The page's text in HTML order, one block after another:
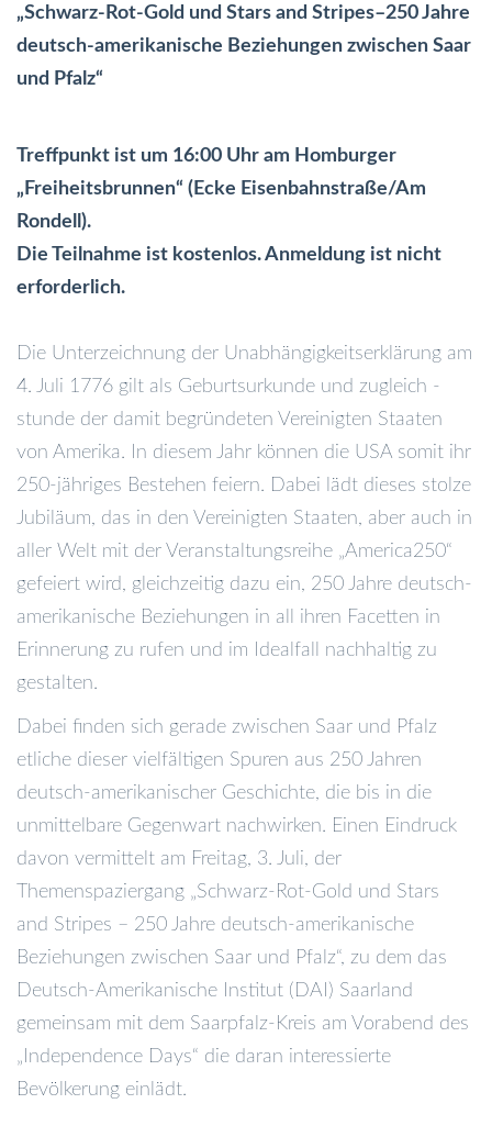
„Schwarz-Rot-Gold und Stars and Stripes–250 Jahre
deutsch-amerikanische Beziehungen zwischen Saar
und Pfalz“
Treffpunkt ist um 16:00 Uhr am Homburger
„Freiheitsbrunnen“ (Ecke Eisenbahnstraße/Am
Rondell).
Die Teilnahme ist kostenlos. Anmeldung ist nicht
erforderlich.
Die Unterzeichnung der Unabhängigkeitserklärung am
4. Juli 1776 gilt als Geburtsurkunde und zugleich -
stunde der damit begründeten Vereinigten Staaten
von Amerika. In diesem Jahr können die USA somit ihr
250-jähriges Bestehen feiern. Dabei lädt dieses stolze
Jubiläum, das in den Vereinigten Staaten, aber auch in
aller Welt mit der Veranstaltungsreihe „America250“
gefeiert wird, gleichzeitig dazu ein, 250 Jahre deutsch-
amerikanische Beziehungen in all ihren Facetten in
Erinnerung zu rufen und im Idealfall nachhaltig zu
gestalten.
Dabei finden sich gerade zwischen Saar und Pfalz
etliche dieser vielfältigen Spuren aus 250 Jahren
deutsch-amerikanischer Geschichte, die bis in die
unmittelbare Gegenwart nachwirken. Einen Eindruck
davon vermittelt am Freitag, 3. Juli, der
Themenspaziergang „Schwarz-Rot-Gold und Stars
and Stripes – 250 Jahre deutsch-amerikanische
Beziehungen zwischen Saar und Pfalz“, zu dem das
Deutsch-Amerikanische Institut (DAI) Saarland
gemeinsam mit dem Saarpfalz-Kreis am Vorabend des
„Independence Days“ die daran interessierte
Bevölkerung einlädt.